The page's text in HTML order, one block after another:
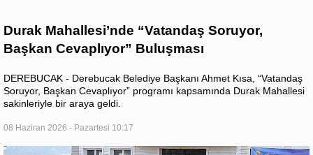
Durak Mahallesi’nde “Vatandaş Soruyor,
Başkan Cevaplıyor” Buluşması
DEREBUCAK - Derebucak Belediye Başkanı Ahmet Kısa, “Vatandaş
Soruyor, Başkan Cevaplıyor” programı kapsamında Durak Mahallesi
sakinleriyle bir araya geldi.
08 Haziran 2026 - Pazartesi 10:17